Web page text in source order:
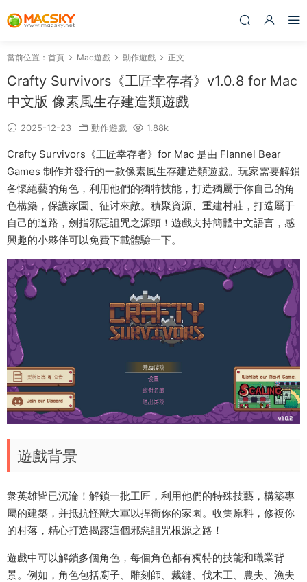
當前位置： 首頁 Mac遊戲 動作遊戲 正文
Crafty Survivors《工匠幸存者》v1.0.8 for Mac
中文版 像素風生存建造類遊戲
2025-12-23 動作遊戲 1.88k
Crafty Survivors《工匠幸存者》for Mac 是由 Flannel Bear
Games 制作并發行的一款像素風生存建造類遊戲。玩家需要解鎖
各懷絕藝的角色，利用他們的獨特技能，打造獨屬于你自己的角
色構築，保護家園、征讨來敵。積聚資源、重建村莊，打造屬于
自己的道路，劍指邪惡詛咒之源頭！遊戲支持簡體中文語言，感
興趣的小夥伴可以免費下載體驗一下。
遊戲背景
衆英雄皆已沉淪！解鎖一批工匠，利用他們的特殊技藝，構築專
屬的建築，并抵抗怪獸大軍以捍衛你的家園。收集原料，修複你
的村落，精心打造揭露這個邪惡詛咒根源之路！
遊戲中可以解鎖多個角色，每個角色都有獨特的技能和職業背
景。例如，角色包括廚子、雕刻師、裁縫、伐木工、農夫、漁夫